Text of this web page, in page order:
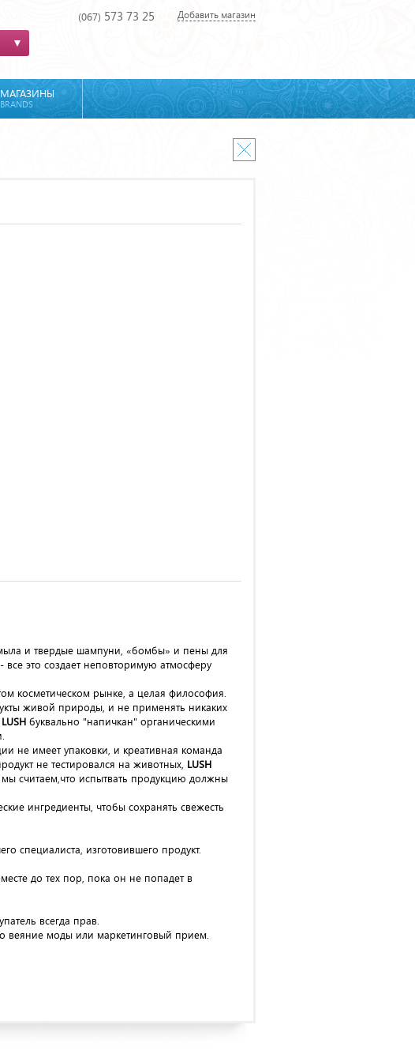
(067) 573 73 25 Добавить магазин
МАГАЗИНЫ
BRANDS
и твердые шампуни, «бомбы» и пены для
это создает неповторимую атмосферу
косметическом рынке, а целая философия.
живой природы, и не применять никаких
LUSH буквально "напичкан" органическими
не имеет упаковки, и креативная команда
не тестировался на животных, LUSH
считаем,что испытвать продукцию должны
ингредиенты, чтобы сохранять свежесть
специалиста, изготовившего продукт.
до тех пор, пока он не попадет в
всегда прав.
веяние моды или маркетинговый прием.